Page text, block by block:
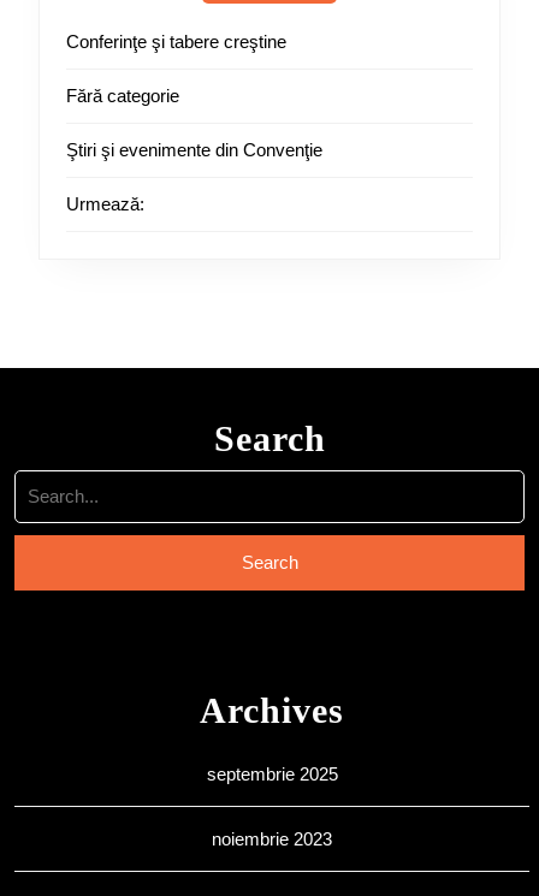
Conferinţe şi tabere creştine
Fără categorie
Ştiri şi evenimente din Convenţie
Urmează:
Search
Search
for:
Archives
septembrie 2025
noiembrie 2023